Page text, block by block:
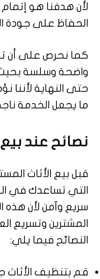
لأن هدفنا هو
الحفاظ على جودة
كما نحرص على أن
واضحة وسلسة بحيث
حتى النهاية لأننا
ما يجعل الخدمة
نصائح عند
قبل بيع الأثاث
التي تساعدك في
سريع وآمن لأن
المشترين وتسريع
النصائح فيما يلي:
قم بتنظيف الأثاث